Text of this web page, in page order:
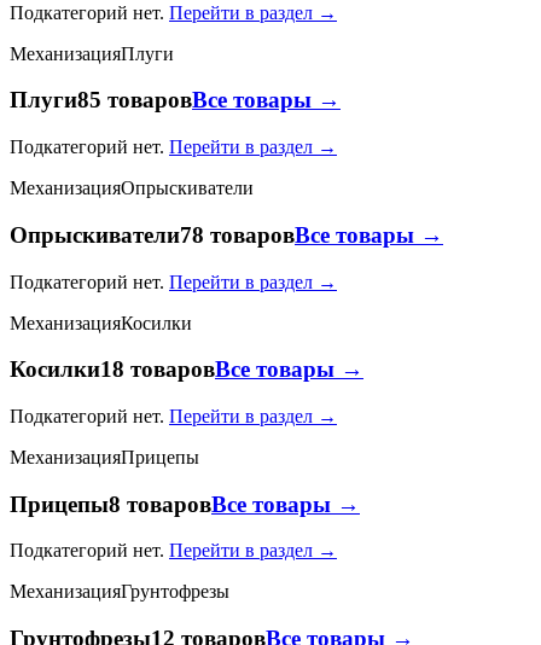
Подкатегорий нет. Перейти в раздел →
МеханизацияПлуги
Плуги85 товаровВсе товары →
Подкатегорий нет. Перейти в раздел →
МеханизацияОпрыскиватели
Опрыскиватели78 товаровВсе товары →
Подкатегорий нет. Перейти в раздел →
МеханизацияКосилки
Косилки18 товаровВсе товары →
Подкатегорий нет. Перейти в раздел →
МеханизацияПрицепы
Прицепы8 товаровВсе товары →
Подкатегорий нет. Перейти в раздел →
МеханизацияГрунтофрезы
Грунтофрезы12 товаровВсе товары →